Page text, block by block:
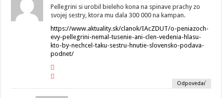
Pellegrini si urobil bieleho kona na spinave prachy zo
svojej sestry, ktora mu dala 300 000 na kampan.
https://www.aktuality.sk/clanok/IAcZDUT/o-peniazoch-
evy-pellegrini-nemal-tusenie-ani-clen-vedenia-hlasu-
kto-by-nechcel-taku-sestru-hnutie-slovensko-podava-
podnet/
Odpovedať